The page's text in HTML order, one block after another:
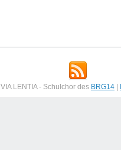
VIA LENTIA - Schulchor des BRG14